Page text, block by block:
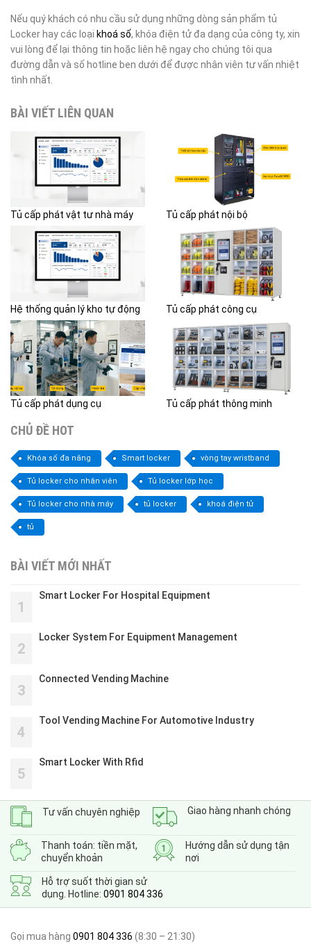
Nếu quý khách có nhu cầu sử dụng những dòng sản phẩm tủ
Locker hay các loại khoá số, khóa điện tử đa dạng của công ty, xin
vui lòng để lại thông tin hoặc liên hệ ngay cho chúng tôi qua
đường dẫn và số hotline ben dưới để được nhân viên tư vấn nhiệt
tình nhất.
BÀI VIẾT LIÊN QUAN
Tủ cấp phát vật tư nhà máy Tủ cấp phát nội bộ
Hệ thống quản lý kho tự động Tủ cấp phát công cụ
Tủ cấp phát dụng cụ Tủ cấp phát thông minh
CHỦ ĐỀ HOT
Khóa số đa năng Smart locker vòng tay wristband
Tủ locker cho nhân viên Tủ locker lớp học
Tủ locker cho nhà máy tủ locker khoá điện tử
tủ
BÀI VIẾT MỚI NHẤT
1
Smart Locker For Hospital Equipment
2
Locker System For Equipment Management
3
Connected Vending Machine
4
Tool Vending Machine For Automotive Industry
5
Smart Locker With Rfid
Tư vấn chuyên nghiệp Giao hàng nhanh chóng
Thanh toán: tiền mặt,
chuyển khoản
Hướng dẫn sử dụng tận
nơi
Hỗ trợ suốt thời gian sử
dụng. Hotline: 0901 804 336
Gọi mua hàng 0901 804 336 (8:30 – 21:30)